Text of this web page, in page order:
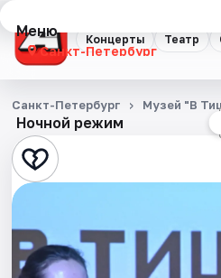
Концерты Театр
Меню
Санкт-Петербург
Концерты
Театр
Стендап
Квесты
Ночной режим
Санкт-Петербург Музей "В